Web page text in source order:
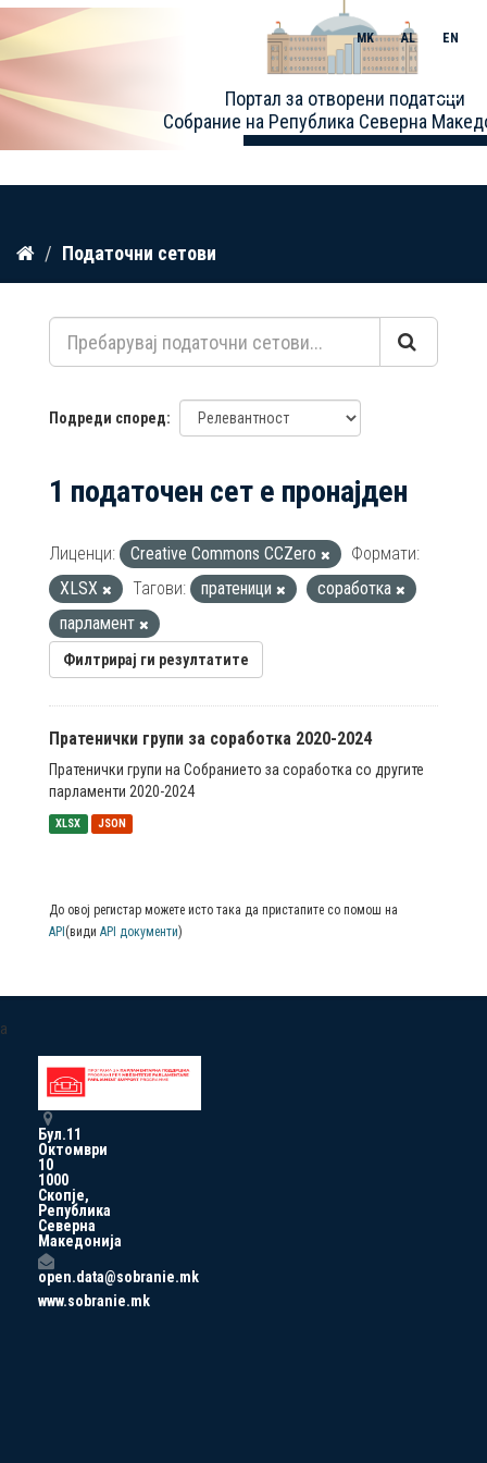
Прескокнете
содржина
Портал за отворени податоци
Собрание на Република Северна
MK AL EN
Toggle
Податочни сетови
Подреди според
1 податочен сет е пронајден
Лиценци: Creative Commons CCZero
Формати:
XLSX
Тагови: пратеници
соработка
парламент
Филтрирај ги резултатите
Пратенички групи за соработка 2020-2024
Пратенички групи на Собранието за соработка со другите
парламенти 2020-2024
XLSX JSON
До овој регистар можете исто така да пристапите со помош на
API (види API документи)
a
Бул.11
Октомври
10
1000
Скопје,
Република
Северна
Македонија
open.data@sobranie.mk
www.sobranie.mk